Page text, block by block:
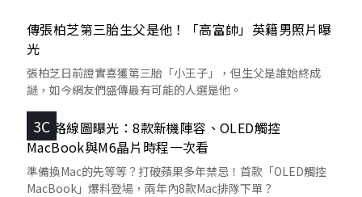
傳張柏芝第三胎生父是他！「高富帥」英籍男照片曝
光
張柏芝日前證實喜獲第三胎「小王子」，但生父是誰始終成
謎，如今網友們盛傳最有可能的人選是他。
3C
蘋果路線圖曝光：8款新機陣容、OLED觸控
MacBook與M6晶片時程一次看
準備換Mac的先等等？打破蘋果多年禁忌！首款「OLED觸控
MacBook」爆料登場，兩年內8款Mac排隊下單？